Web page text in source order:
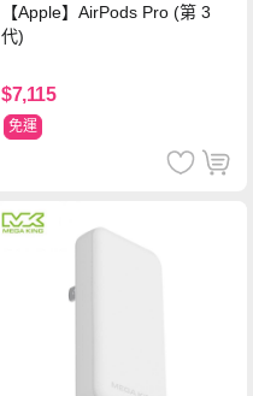
【Apple】AirPods Pro (第 3
代)
$7,115
免運